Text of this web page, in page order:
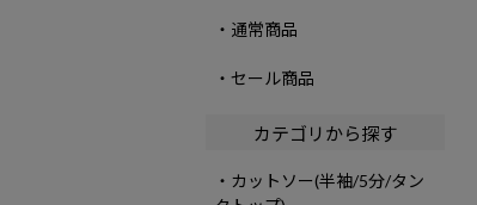
・通常商品
・セール商品
カテゴリから探す
・カットソー(半袖/5分/タン